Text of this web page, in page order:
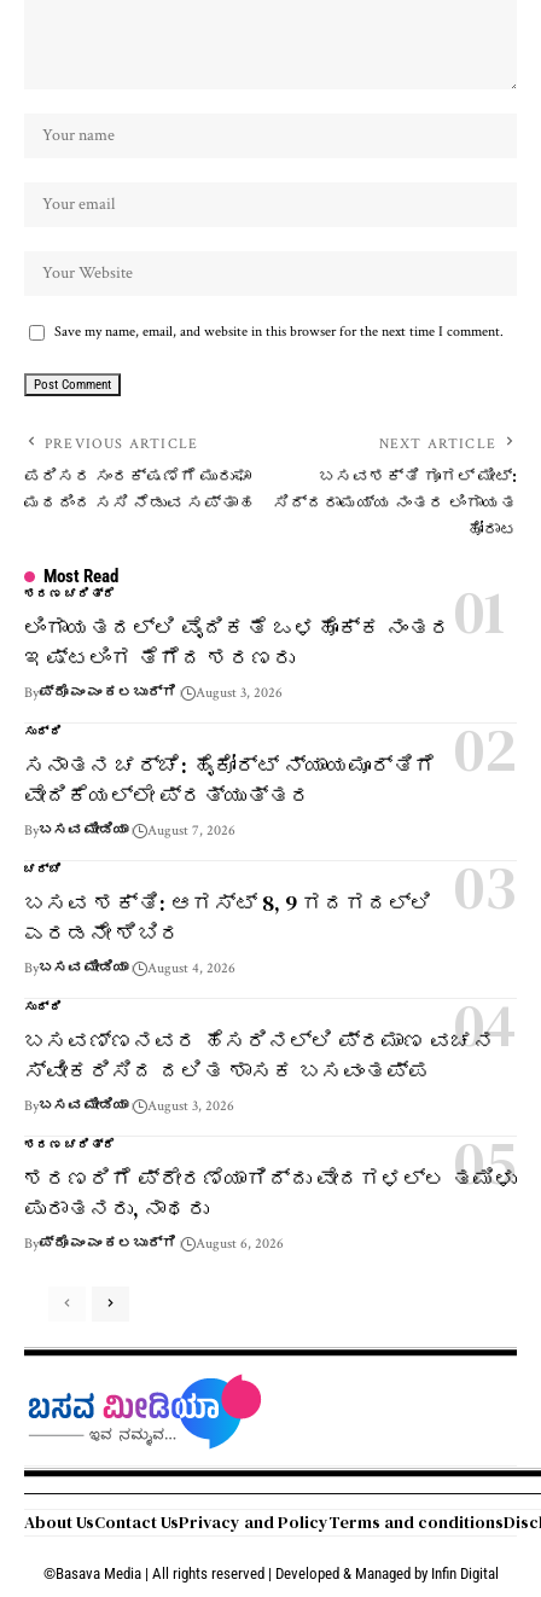
Save my name, email, and website in this browser for the next time I comment.
PREVIOUS ARTICLE
ಪರಿಸರ ಸಂರಕ್ಷಣೆಗೆ ಮುರುಘಾ
ಮಠದಿಂದ ಸಸಿ ನೆಡುವ ಸಪ್ತಾಹ
NEXT ARTICLE
ಬಸವಶಕ್ತಿ ಗೂಗಲ್ ಮೀಟ್:
ಸಿದ್ದರಾಮಯ್ಯ ನಂತರ ಲಿಂಗಾಯತ
ಹೋರಾಟ
Most Read
ಶರಣ ಚರಿತ್ರೆ
ಲಿಂಗಾಯತದಲ್ಲಿ ವೈದಿಕತೆ ಒಳಹೊಕ್ಕ ನಂತರ
ಇಷ್ಟಲಿಂಗ ತೆಗೆದ ಶರಣರು
Byಪ್ರೊ ಎಂ ಎಂ ಕಲಬುರ್ಗಿ August 3, 2026
ಸುದ್ದಿ
ಸನಾತನ ಚರ್ಚೆ: ಹೈಕೋರ್ಟ್ ನ್ಯಾಯಮೂರ್ತಿಗೆ
ವೇದಿಕೆಯಲ್ಲೇ ಪ್ರತ್ಯುತ್ತರ
Byಬಸವ ಮೀಡಿಯಾ August 7, 2026
ಚರ್ಚೆ
ಬಸವ ಶಕ್ತಿ: ಆಗಸ್ಟ್ 8, 9 ಗದಗದಲ್ಲಿ
ಎರಡನೇ ಶಿಬಿರ
Byಬಸವ ಮೀಡಿಯಾ August 4, 2026
ಸುದ್ದಿ
ಬಸವಣ್ಣನವರ ಹೆಸರಿನಲ್ಲಿ ಪ್ರಮಾಣ ವಚನ
ಸ್ವೀಕರಿಸಿದ ದಲಿತ ಶಾಸಕ ಬಸವಂತಪ್ಪ
Byಬಸವ ಮೀಡಿಯಾ August 3, 2026
ಶರಣ ಚರಿತ್ರೆ
ಶರಣರಿಗೆ ಪ್ರೇರಣೆಯಾಗಿದ್ದು ವೇದಗಳಲ್ಲ ತಮಿಳು
ಪುರಾತನರು, ನಾಥರು
Byಪ್ರೊ ಎಂ ಎಂ ಕಲಬುರ್ಗಿ August 6, 2026
About UsContact UsPrivacy and PolicyTerms and conditions
©Basava Media | All rights reserved | Developed & Managed by Infin Digital